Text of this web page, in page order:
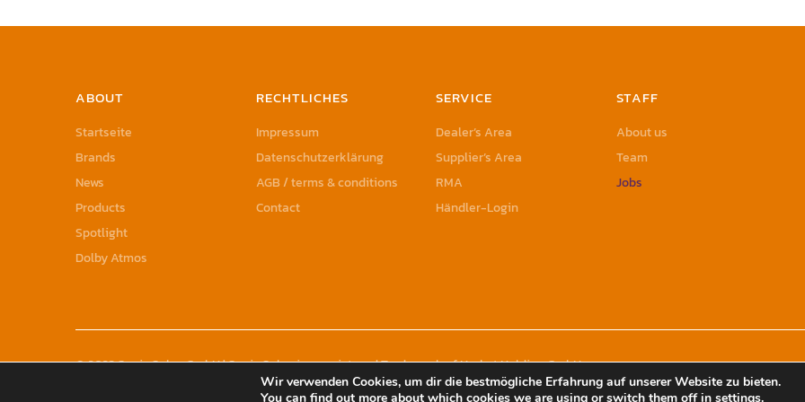
ABOUT
Startseite
Brands
News
Products
Spotlight
Dolby Atmos
RECHTLICHES
Impressum
Datenschutzerklärung
AGB / terms & conditions
Contact
SERVICE
Dealer’s Area
Supplier’s Area
RMA
Händler-Login
STAFF
About us
Team
Jobs
© 2023 Sonic Sales GmbH | Sonic Sales is a registered Trademark of Herbst Holding GmbH
Wir verwenden Cookies, um dir die bestmögliche Erfahrung auf unserer Website zu bieten.
You can find out more about which cookies we are using or switch them off insettings.